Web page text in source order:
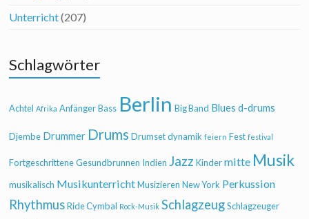
Unterricht(207)
Schlagwörter
Achtel Afrika Anfänger Bass Berlin Big Band Blues d-drums
Djembe Drummer Drums Drumset dynamik feiern Fest festival
Fortgeschrittene Gesundbrunnen Indien Jazz Kinder mitte Musik
musikalisch Musikunterricht Musizieren New York Perkussion
Rhythmus Ride Cymbal Rock-Musik Schlagzeug Schlagzeuger